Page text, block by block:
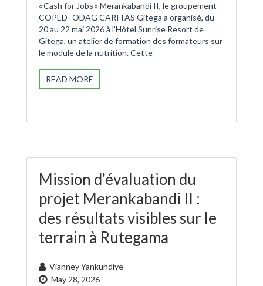
« Cash for Jobs » Merankabandi II, le groupement
COPED–ODAG CARITAS Gitega a organisé, du
20 au 22 mai 2026 à l’Hôtel Sunrise Resort de
Gitega, un atelier de formation des formateurs sur
le module de la nutrition. Cette
READ MORE
Mission d’évaluation du
projet Merankabandi II :
des résultats visibles sur le
terrain à Rutegama
Vianney Yankundiye
May 28, 2026